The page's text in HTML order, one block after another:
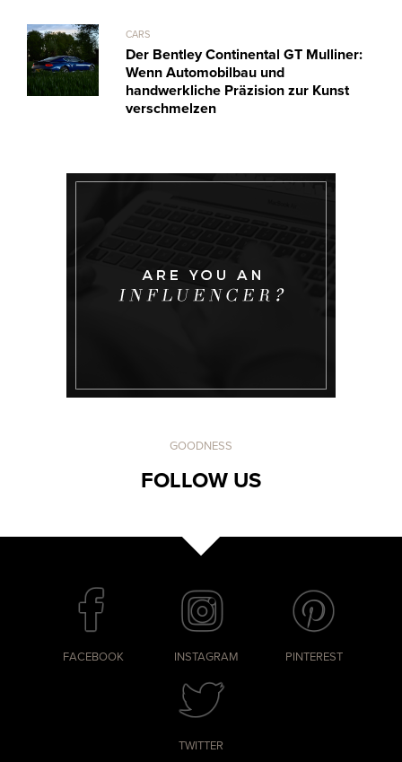
CARS
Der Bentley Continental GT Mulliner:
Wenn Automobilbau und
handwerkliche Präzision zur Kunst
verschmelzen
GOODNESS
FOLLOW US
FACEBOOK INSTAGRAM PINTEREST
TWITTER